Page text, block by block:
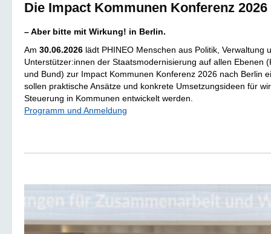
Die Impact Kom­mu­nen Kon­fe­renz 2026
– Aber bitte mit Wirkung! in Berlin.
Am 30.06.2026 lädt PHINEO Menschen aus Politik, Verwaltung
Unterstützer:innen der Staatsmodernisierung auf allen Ebenen
und Bund) zur Impact Kommunen Konferenz 2026 nach Berlin
sollen praktische Ansätze und konkrete Umsetzungsideen für
Steuerung in Kommunen entwickelt werden.
Programm und Anmeldung